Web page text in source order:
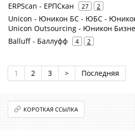
ERPScan - ЕРПСкан 27 2
Unicon - Юникон БС - ЮБС -
Unicon Outsourcing - Юникон
Balluff - Баллуфф 4 2
1 2 3 > Последняя
КОРОТКАЯ ССЫЛКА